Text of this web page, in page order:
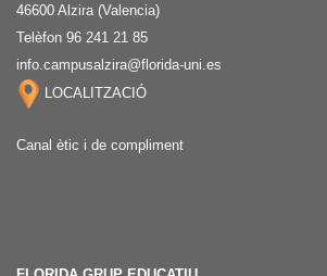
46600 Alzira (Valencia)
Telèfon 96 241 21 85
info.campusalzira@florida-uni.es
LOCALITZACIÓ
Canal ètic i de compliment